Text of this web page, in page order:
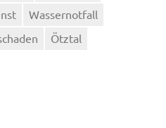
Wassernotfall
Ötztal